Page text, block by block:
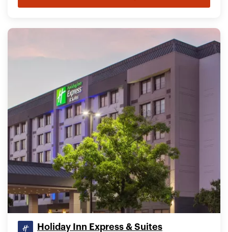
Holiday Inn Express & Suites